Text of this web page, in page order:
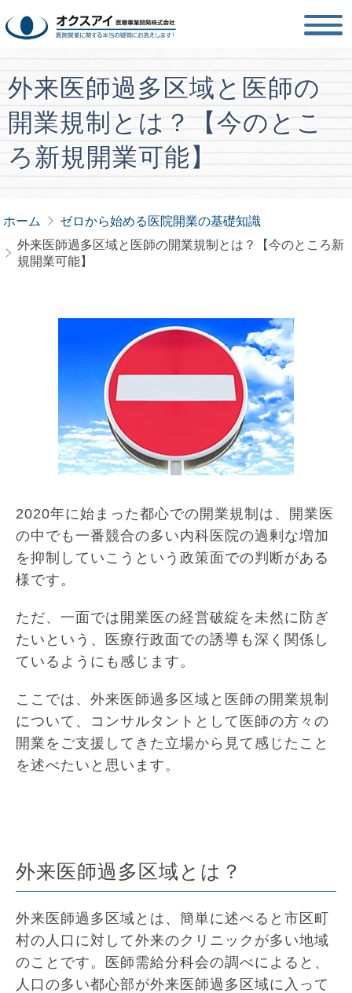
外来医師過多区域と医師の
開業規制とは？【今のとこ
ろ新規開業可能】
ホーム
ゼロから始める医院開業の基礎知識
外来医師過多区域と医師の開業規制とは？【今のところ新
規開業可能】
2020年に始まった都心での開業規制は、開業医
の中でも一番競合の多い内科医院の過剰な増加
を抑制していこうという政策面での判断がある
様です。
ただ、一面では開業医の経営破綻を未然に防ぎ
たいという、医療行政面での誘導も深く関係し
ているようにも感じます。
ここでは、外来医師過多区域と医師の開業規制
について、コンサルタントとして医師の方々の
開業をご支援してきた立場から見て感じたこと
を述べたいと思います。
外来医師過多区域とは？
外来医師過多区域とは、簡単に述べると市区町
村の人口に対して外来のクリニックが多い地域
のことです。医師需給分科会の調べによると、
人口の多い都心部が外来医師過多区域に入って